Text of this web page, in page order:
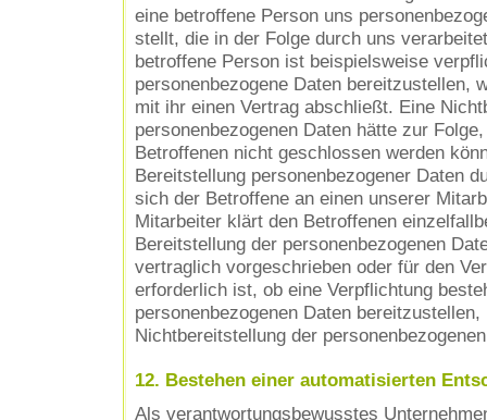
eine betroffene Person uns
stellt, die in der Folge durch uns
betroffene Person ist beispielsweise
personenbezogene Daten bereitzustellen,
mit ihr einen Vertrag abschließt. Eine
personenbezogenen Daten hätte zur
Betroffenen nicht geschlossen werden
Bereitstellung personenbezogener Daten
sich der Betroffene an einen unserer
Mitarbeiter klärt den Betroffenen
Bereitstellung der personenbezogenen
vertraglich vorgeschrieben oder für den
erforderlich ist, ob eine Verpflichtung
personenbezogenen Daten
Nichtbereitstellung der
12. Bestehen einer automatisierten
Als verantwortungsbewusstes